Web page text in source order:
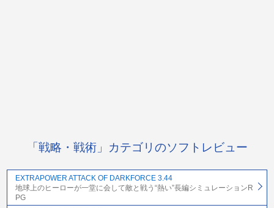
「戦略・戦術」カテゴリのソフトレビュー
EXTRAPOWER ATTACK OF DARKFORCE 3.44
地球上のヒーローが一堂に会して敵と戦う“熱い”長編シミュレーションR
PG